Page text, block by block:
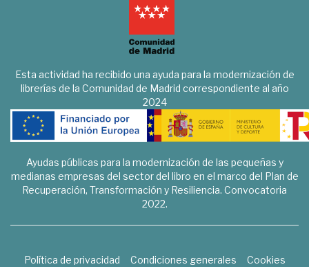
Esta actividad ha recibido una ayuda para la modernización de
librerías de la Comunidad de Madrid correspondiente al año
2024
Ayudas públicas para la modernización de las pequeñas y
medianas empresas del sector del libro en el marco del Plan de
Recuperación, Transformación y Resiliencia. Convocatoria
2022.
Política de privacidad Condiciones generales
Cookies